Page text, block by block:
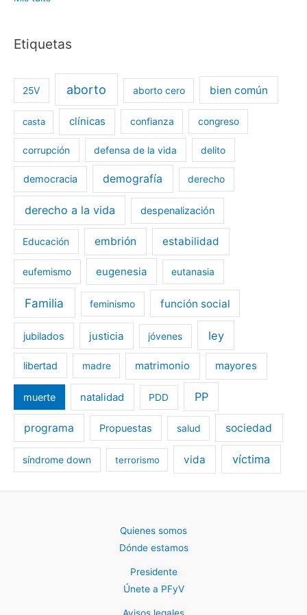
k
Etiquetas
25V aborto aborto cero bien común
casta clínicas confianza congreso
corrupción defensa de la vida delito
democracia demografía derecho
derecho a la vida despenalización
Educación embrión estabilidad
eufemismo eugenesia eutanasia
Familia feminismo función social
jubilados justicia jóvenes ley
libertad madre matrimonio mayores
muerte natalidad PDD PP
programa Propuestas salud sociedad
síndrome down terrorismo vida víctima
Quienes somos
Dónde estamos
Presidente
Únete a PFyV
Avisos legales